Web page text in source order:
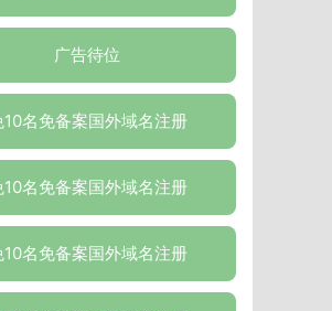
广告待位
10名免备案国外域名注册
10名免备案国外域名注册
10名免备案国外域名注册